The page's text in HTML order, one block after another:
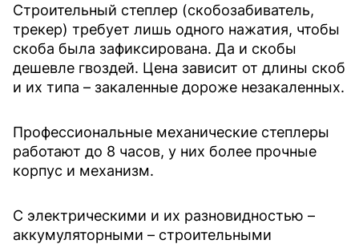
Строительный степлер (скобозабиватель,
трекер) требует лишь одного нажатия, чтобы
скоба была зафиксирована. Да и скобы
дешевле гвоздей. Цена зависит от длины скоб
и их типа – закаленные дороже незакаленных.
Профессиональные механические степлеры
работают до 8 часов, у них более прочные
корпус и механизм.
С электрическими и их разновидностью –
аккумуляторными – строительными